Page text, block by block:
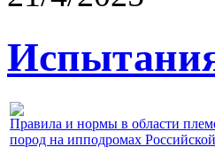
Правила и нормы в области
пород на ипподромах